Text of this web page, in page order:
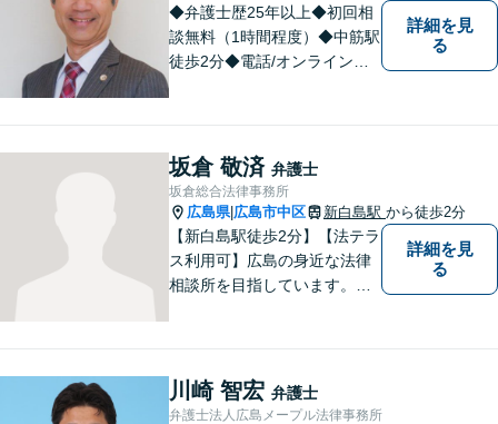
◆弁護士歴25年以上◆初回相
談無料（1時間程度）◆中筋駅
徒歩2分◆電話/オンライン相
地域の皆様に寄り添い、地域
密着型の法律事務所としてよ
り身近な法的サービスを提供
します。
詳細を見
る
坂倉 敬済 弁護士
坂倉総合法律事務所
広島県| 広島市中区 新白島駅 から徒歩2分
【新白島駅徒歩2分】【法テラ
ス利用可】広島の身近な法律
相談所を目指しています。依
ルにお悩みの方はご相談くだ
さい。
詳細を見
る
川崎 智宏 弁護士
弁護士法人広島メープル法律事務所